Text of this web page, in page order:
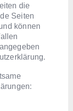
die
Seiten
können